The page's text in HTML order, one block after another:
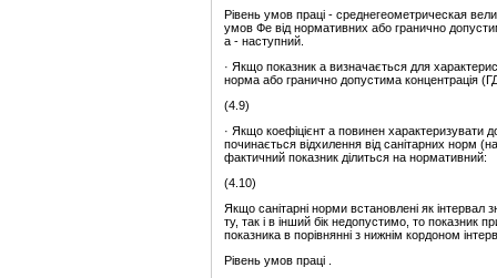
Рівень умов праці - среднегеометрическая
умов Фе від нормативних або гранично
а - наступний.
· Якщо показник а визначається для
норма або гранично допустима концентрація
(4.9)
· Якщо коефіцієнт а повинен
починається відхилення від санітарних норм
фактичний показник ділиться на нормативний:
(4.10)
Якщо санітарні норми встановлені як інтервал
ту, так і в інший бік недопустимо, то показник
показника в порівнянні з нижнім кордоном
Рівень умов праці .